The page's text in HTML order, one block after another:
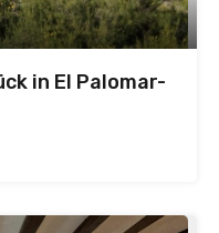
in El Palomar-